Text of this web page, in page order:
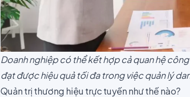
Doanh nghiệp có thể kết hợp cả quan hệ
đạt được hiệu quả tối đa trong việc quản lý
Quản trị thương hiệu trực tuyến như thế nào?